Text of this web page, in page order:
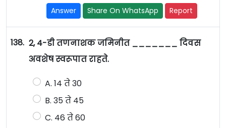
Answer Share On WhatsApp Report
138. 2, 4-डी तणनाशक जमिनीत _______ दिवस
अवशेष स्वरूपात राहते.
A. 14 ते 30
B. 35 ते 45
C. 46 ते 60